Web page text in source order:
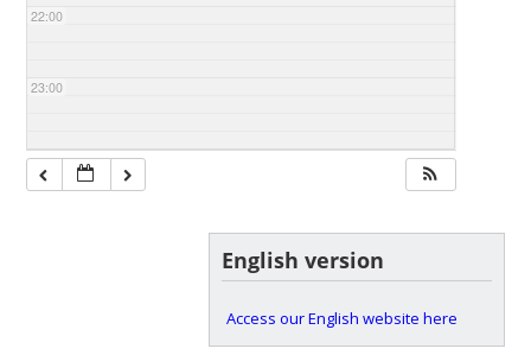
22:00
23:00
English version
Access our English website here